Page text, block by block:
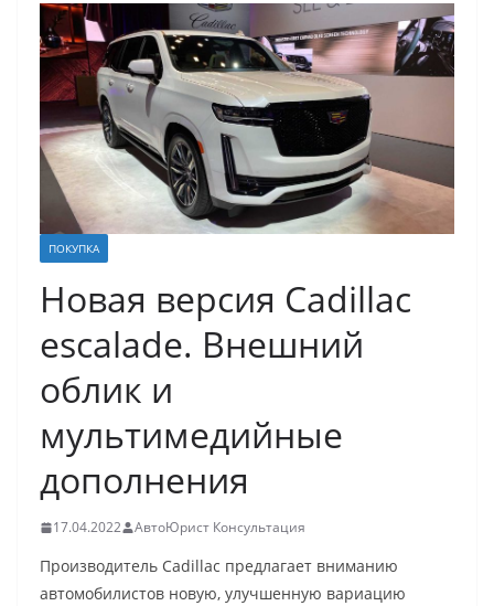
ПОКУПКА
Новая версия Cadillac
escalade. Внешний
облик и
мультимедийные
дополнения
17.04.2022 АвтоЮрист Консультация
Производитель Cadillac предлагает вниманию
автомобилистов новую, улучшенную вариацию